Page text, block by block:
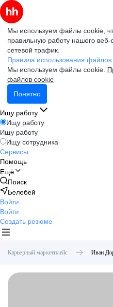
Мы используем файлы cookie,
правильную работу нашего веб-
сетевой трафик.
Правила использования файлов
Мы используем файлы cookie.
файлов cookie
Понятно
Ищу работу
Ищу работу
Ищу работу
Ищу сотрудника
Сервисы
Помощь
Ещё
Поиск
Белебей
Войти
Войти
Создать резюме
Карьерный маркетплейс Иван